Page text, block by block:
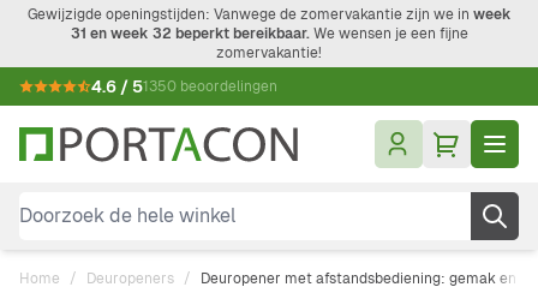
Ga naar de inhoud
Gewijzigde openingstijden: Vanwege de zomervakantie zijn we in week
31 en week 32 beperkt bereikbaar.We wensen je een fijne
zomervakantie!
4.6 / 51350 beoordelingen
Doorzoek de hele winkel
Home / Deuropeners / Deuropener met afstandsbediening: gemak en